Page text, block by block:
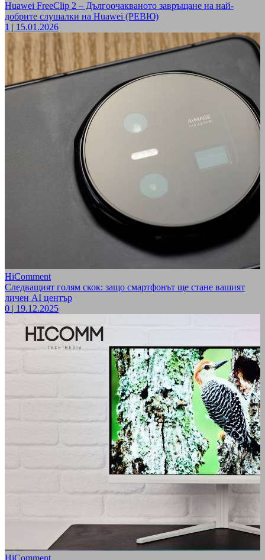
Huawei FreeClip 2 – Дългоочакваното завръщане на най-
добрите слушалки на Huawei (РЕВЮ)
1 | 15.01.2026
HiComment
Следващият голям скок: защо смартфонът ще стане вашият
личен AI център
0 | 19.12.2025
HiComment